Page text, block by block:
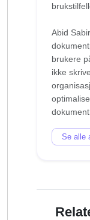
Abid
brukere
ikke
Se alle